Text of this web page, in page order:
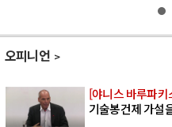
오피니언
[야니스 바루파
기술봉건제 가설